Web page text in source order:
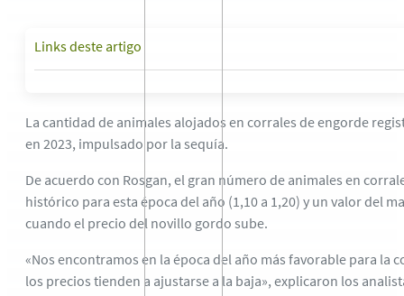
Links deste artigo
La cantidad de animales alojados en corrales de engorde
en 2023, impulsado por la sequía.
De acuerdo con Rosgan, el gran número de animales en
histórico para esta época del año (1,10 a 1,20) y un valor del
cuando el precio del novillo gordo sube.
«Nos encontramos en la época del año más favorable para
los precios tienden a ajustarse a la baja», explicaron los